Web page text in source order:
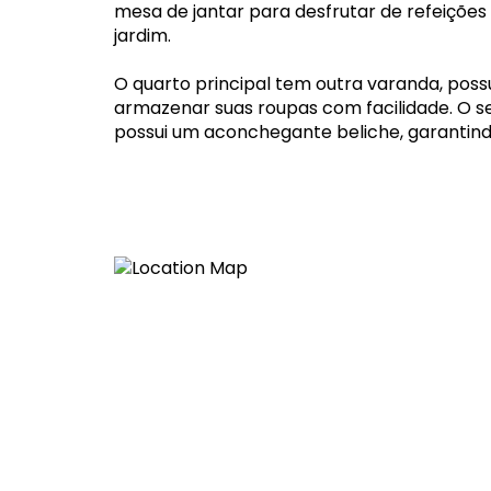
mesa de jantar para desfrutar de
jardim.
O quarto principal tem outra varanda,
armazenar suas roupas com facilidade. O
possui um aconchegante beliche,